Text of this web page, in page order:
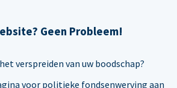
Geen Probleem!
verspreiden van uw boodschap?
voor politieke fondsenwerving aan